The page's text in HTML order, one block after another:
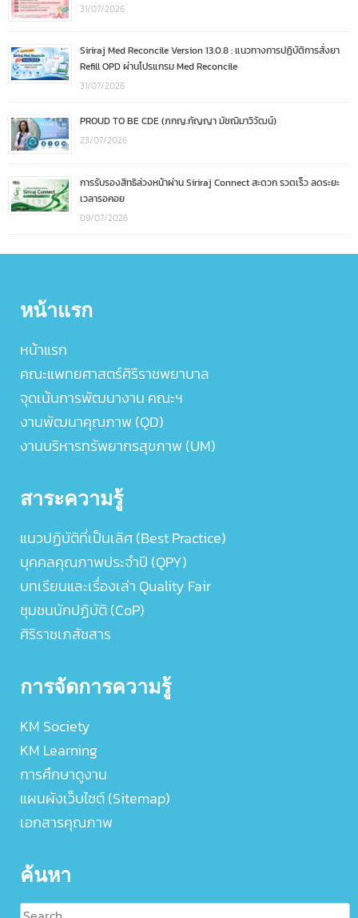
31/07/2026
Siriraj Med Reconcile Version 13.0.8 : แนวทางการปฏิบัติการสั่งยา
Refill OPD ผ่านโปรแกรม Med Reconcile
31/07/2026
PROUD TO BE CDE (ภกญ.กัญญา มัชฌิมาวิวัฒน์)
23/07/2026
การรับรองสิทธิล่วงหน้าผ่าน Siriraj Connect สะดวก รวดเร็ว ลดระยะ
เวลารอคอย
09/07/2026
หน้าแรก
หน้าแรก
คณะแพทยศาสตร์ศิริราชพยาบาล
จุดเน้นการพัฒนางาน คณะฯ
งานพัฒนาคุณภาพ (QD)
งานบริหารทรัพยากรสุขภาพ (UM)
สาระความรู้
แนวปฏิบัติที่เป็นเลิศ (Best Practice)
บุคคลคุณภาพประจำปี (QPY)
บทเรียนและเรื่องเล่า Quality Fair
ชุมชนนักปฏิบัติ (CoP)
ศิริราชเภสัชสาร
การจัดการความรู้
KM Society
KM Learning
การศึกษาดูงาน
แผนผังเว็บไซต์ (Sitemap)
เอกสารคุณภาพ
ค้นหา
Search